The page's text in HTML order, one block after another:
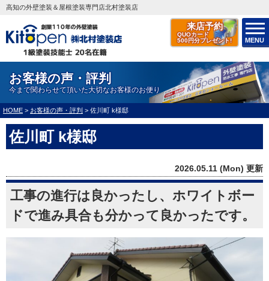
来店予約
QUOカード
500円分プレゼント!
MENU
高知の外壁塗装＆屋根塗装専門店北村塗装店
お客様の声・評判
今まで関わらせて頂いた大切なお客様のお便り
HOME > お客様の声・評判 > 佐川町 k様邸
佐川町 k様邸
2026.05.11 (Mon) 更新
工事の進行は良かったし、ホワイトボー
ドで進み具合も分かって良かったです。